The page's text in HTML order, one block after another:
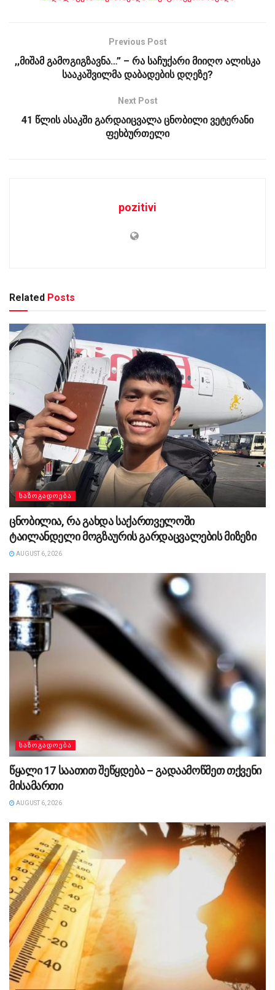
Previous Post
,,მიშამ გამოგიგზავნა…” – რა საჩუქარი მიიღო ალისკა
სააკაშვილმა დაბადების დღეზე?
Next Post
41 წლის ასაკში გარდაიცვალა ცნობილი ვეტერანი
ფეხბურთელი
pozitivi
Related Posts
ᲡᲐᲖᲝᲒᲐᲓᲝᲔᲑᲐ
ცნობილია, რა გახდა საქართველოში
ტაილანდელი მოგზაურის გარდაცვალების მიზეზი
AUGUST 6, 2026
ᲡᲐᲖᲝᲒᲐᲓᲝᲔᲑᲐ
წყალი 17 საათით შეწყდება – გადაამოწმეთ თქვენი
მისამართი
AUGUST 6, 2026